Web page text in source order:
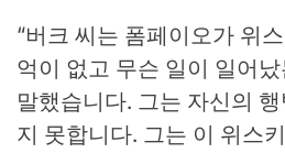
“버크 씨는 폼페이오가 위
억이 없고 무슨 일이 일어
말했습니다. 그는 자신의
지 못합니다. 그는 이 위스